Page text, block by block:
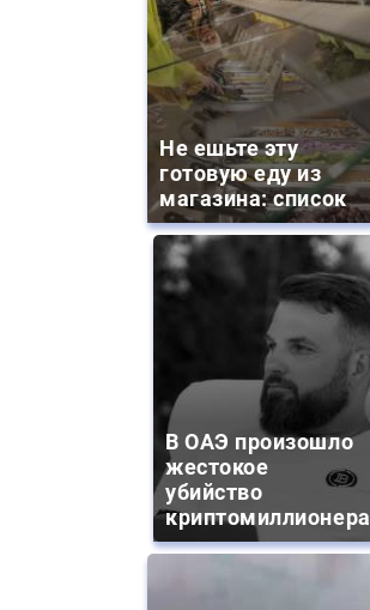
Не ешьте эту
готовую еду из
магазина: список
В ОАЭ произошло
жестокое
убийство
криптомиллионера